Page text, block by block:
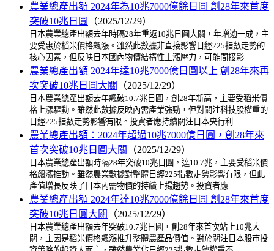
農業總產出額 2024年為10兆7000億餘日圓 創28年來首度
突破10兆日圓
（2025/12/29）
日本農業總產出額去年時隔28年重返10兆日圓大關，年增逾一成，主
要受惠於稻米價格飆漲。雖然此數據非直接影響日經225指數走勢的
核心因素，但反映日本國內物價結構性上漲壓力，可能間接影
農業總產出額 2024年達10兆7000億日圓以上 創28年來再
次突破10兆日圓大關
（2025/12/29）
日本農業總產出額去年飆破10.7兆日圓，創28年新高，主要受稻米價
格上漲驅動。雖然此數據反映內需產業強勁，但對關注科技股權重的
日經225指數走勢影響有限。投資者應持續關注日本央行利
農業總產出額：2024年超過10兆7000億日圓，創28年來
首次突破10兆日圓大關
（2025/12/29）
日本農業總產出額時隔28年突破10兆日圓，達10.7兆，主要受稻米價
格飆漲推動。雖然農業數據對整體日經225指數走勢影響有限，但此
產值增長反映了日本內需物價的持續上揚趨勢。投資者應
農業總產出額 2024年達10兆7000億餘日圓 創28年來首度
突破10兆日圓大關
（2025/12/29）
日本農業總產出額去年突破10.7兆日圓，創28年來首次站上10兆大
關，主因是稻米價格飆漲推升整體農產品價值。對於關注日本股市投